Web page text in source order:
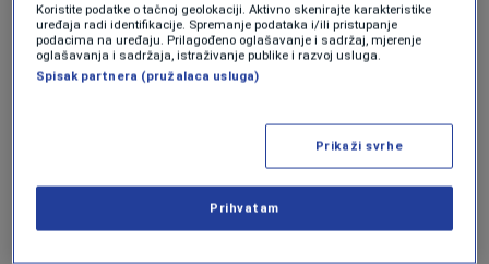
IZMEĐU ZAKONA I NEBRIGE:
Ko je odgovoran za opasne fasade u
Sarajevu? Građani traže odgovore
DRAMA U CENTRU SARAJEVA
Zid se obrušio na zgradu u Starom Gradu:
Stanari tvrde da su evakuisani, Općina
VIJESTI|21. apr.|
Koristite podatke o tačnoj geolokaciji. Aktivno skenirajte karakteristike
uređaja radi identifikacije. Spremanje podataka i/ili pristupanje
podacima na uređaju. Prilagođeno oglašavanje i sadržaj, mjerenje
oglašavanja i sadržaja, istraživanje publike i razvoj usluga.
Spisak partnera (pružalaca usluga)
Prikaži svrhe
Prihvatam